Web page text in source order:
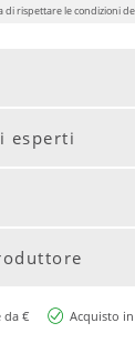
di rispettare le condizioni
esperti
da €
Acquisto